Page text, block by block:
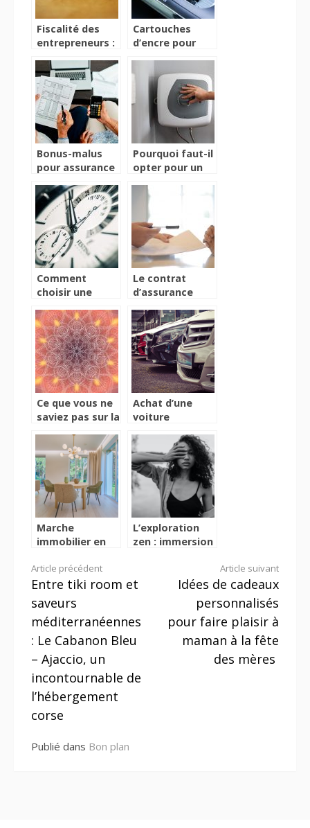
Fiscalité des
entrepreneurs :
privilégier
l’achat d’une
voiture neuve ?
Cartouches
d’encre pour
que faut-il
savoir ?
Bonus-malus
pour assurance
fonctionnement
et calcul
Pourquoi faut-il
opter pour un
électrique ?
Comment
choisir une
?
Le contrat
d’assurance
il savoir sur les
formules de
garanties
proposées ?
Ce que vous ne
saviez pas sur la
Mandala
Achat d’une
voiture
Quelles sont les
principales
procédures à
suivre ?
Marche
immobilier en
les tendances
cles pour une
reussie
L’exploration
zen : immersion
blog beaute et
Lire
la
suite
Article précédent
Entre tiki room et
saveurs
méditerranéennes
: Le Cabanon Bleu
– Ajaccio, un
incontournable de
l’hébergement
corse
Article suivant
Idées de cadeaux
personnalisés
pour faire plaisir à
maman à la fête
des mères
Publié dans Bon plan